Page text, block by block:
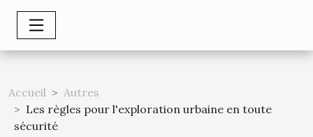
Accueil
Autres
Les règles pour l'exploration urbaine en toute
sécurité